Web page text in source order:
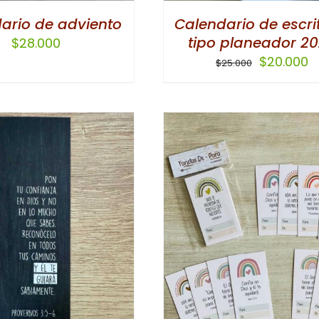
de adviento
$28.000
SE
PUEDEN
DE
PRODUCTO
Calendario de
tipo planeador
$25.000 El
era:
$25.000.
$20.000El
AÑADIR AL CARRITO
/
DETALLES
AÑADIR AL
DETALLES